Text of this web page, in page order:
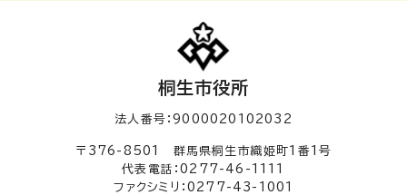
桐生市役所
法人番号：9000020102032
〒376-8501 群馬県桐生市織姫町1番1号
代表電話：0277-46-1111
ファクシミリ：0277-43-1001